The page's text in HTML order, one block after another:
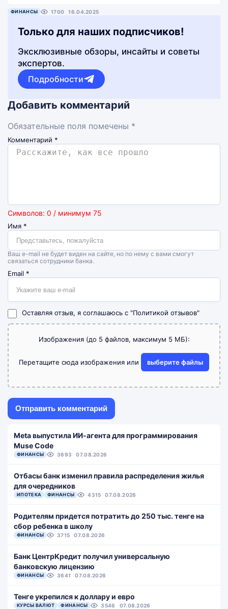
ФИНАНСЫ 1700 16.04.2025
Только для наших подписчиков!
Эксклюзивные обзоры, инсайты и советы
экспертов.
Подробности
Добавить комментарий
Обязательные поля помечены *
Комментарий *
Символов: 0 / минимум 75
Имя *
Ваш e-mail не будет виден на сайте, но по нему с вами смогут
связаться сотрудники банка.
Email *
Оставляя отзыв, я соглашаюсь с "Политикой отзывов"
Изображения (до 5 файлов, максимум 5 МБ):
Перетащите сюда изображения или выберите файлы
Meta выпустила ИИ-агента для программирования
Muse Code
ФИНАНСЫ 3693 07.08.2026
Отбасы банк изменил правила распределения жилья
для очередников
ИПОТЕКА ФИНАНСЫ 4315 07.08.2026
Родителям придется потратить до 250 тыс. тенге на
сбор ребенка в школу
ФИНАНСЫ 3715 07.08.2026
Банк ЦентрКредит получил универсальную
банковскую лицензию
ФИНАНСЫ 3641 07.08.2026
Тенге укрепился к доллару и евро
КУРСЫ ВАЛЮТ ФИНАНСЫ 3546 07.08.2026